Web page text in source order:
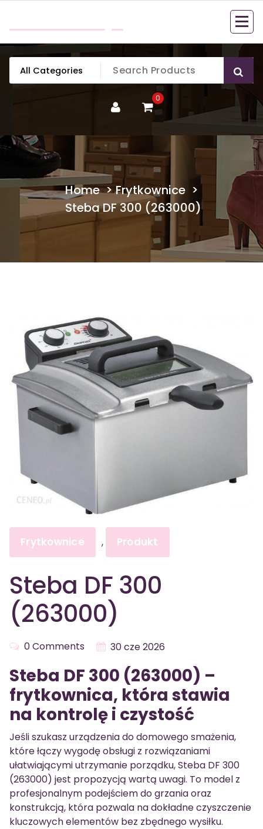
content
0
Home>Frytkownice >
Steba DF 300 (263000)
Frytkownice , Produkt
Steba DF 300
(263000)
0 Comments 30 cze 2026
Steba DF 300 (263000) –
frytkownica, która stawia
na kontrolę i czystość
Jeśli szukasz urządzenia do domowego smażenia,
które łączy wygodę obsługi z rozwiązaniami
ułatwiającymi utrzymanie porządku, Steba DF 300
(263000) jest propozycją wartą uwagi. To model z
profesjonalnym podejściem do grzania oraz
konstrukcją, która pozwala na dokładne czyszczenie
kluczowych elementów bez zbędnego wysiłku.